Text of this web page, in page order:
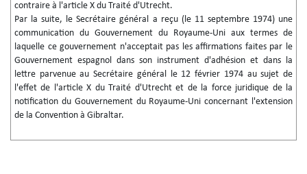
contraire à l'article X du Traité d'Utrecht.
Par la suite, le Secrétaire général a reçu (le 11 septembre 1974) une
communication du Gouvernement du Royaume-Uni aux termes de
laquelle ce gouvernement n'acceptait pas les affirmations faites par le
Gouvernement espagnol dans son instrument d'adhésion et dans la
lettre parvenue au Secrétaire général le 12 février 1974 au sujet de
l'effet de l'article X du Traité d'Utrecht et de la force juridique de la
notification du Gouvernement du Royaume-Uni concernant l'extension
de la Convention à Gibraltar.